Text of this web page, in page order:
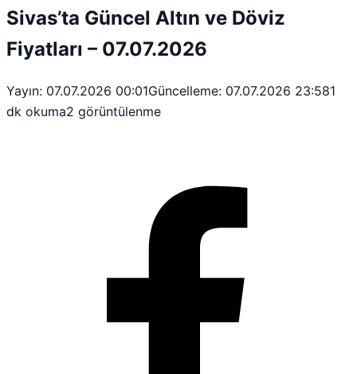
Sivas’ta Güncel Altın ve Döviz
Fiyatları – 07.07.2026
Yayın: 07.07.2026 00:01Güncelleme: 07.07.2026 23:581
dk okuma2 görüntülenme